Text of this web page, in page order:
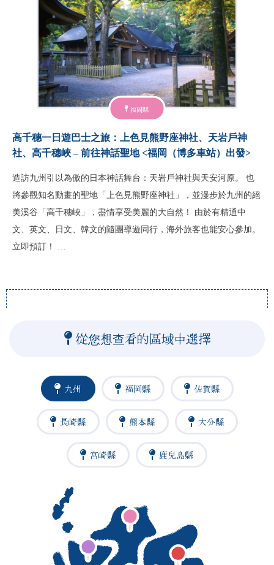
福岡縣
高千穗一日遊巴士之旅：上色見熊野座神社、天岩戶神
社、高千穗峽 – 前往神話聖地 <福岡（博多車站）出發>
造訪九州引以為傲的日本神話舞台：天岩戶神社與天安河原。 也
將參觀知名動畫的聖地「上色見熊野座神社」，並漫步於九州的絕
美溪谷「高千穗峽」，盡情享受美麗的大自然！ 由於有精通中
文、英文、日文、韓文的隨團導遊同行，海外旅客也能安心參加。
立即預訂！ …
從您想查看的區域中選擇
九州 福岡縣 佐賀縣
長崎縣 熊本縣 大分縣
宮崎縣 鹿兒島縣